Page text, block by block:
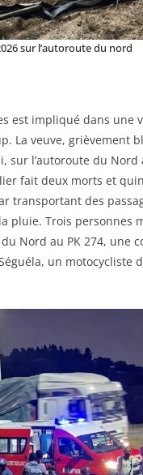
sur l’autoroute du nord
est impliqué dans une
La veuve, grièvement
sur l’autoroute du
fait deux morts et
transportant des
pluie. Trois personnes
Nord au PK 274, une
un motocycliste